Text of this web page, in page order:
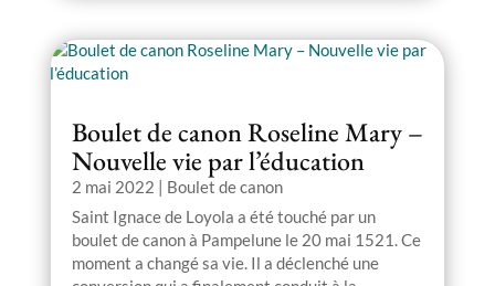
Boulet de canon Roseline Mary –
Nouvelle vie par l’éducation
2 mai 2022 | Boulet de canon
Saint Ignace de Loyola a été touché par un
boulet de canon à Pampelune le 20 mai 1521. Ce
moment a changé sa vie. Il a déclenché une